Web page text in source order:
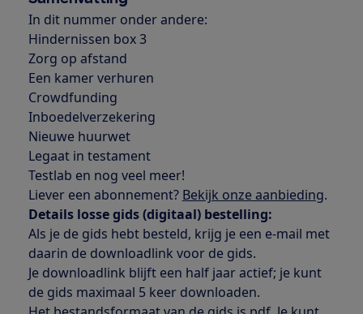
In dit nummer onder andere:
Hindernissen box 3
Zorg op afstand
Een kamer verhuren
Crowdfunding
Inboedelverzekering
Nieuwe huurwet
Legaat in testament
Testlab en nog veel meer!
Liever een abonnement? Bekijk onze aanbieding.
Details losse gids (digitaal) bestelling:
Als je de gids hebt besteld, krijg je een e-mail met
daarin de downloadlink voor de gids.
Je downloadlink blijft een half jaar actief; je kunt
de gids maximaal 5 keer downloaden.